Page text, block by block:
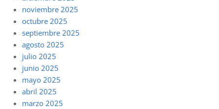
noviembre 2025
octubre 2025
septiembre 2025
agosto 2025
julio 2025
junio 2025
mayo 2025
abril 2025
marzo 2025